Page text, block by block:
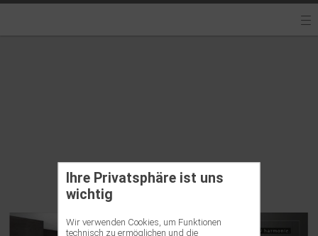
Ihre Privatsphäre ist uns
wichtig
Wir verwenden Cookies, um Funktionen
technisch zu ermöglichen und die